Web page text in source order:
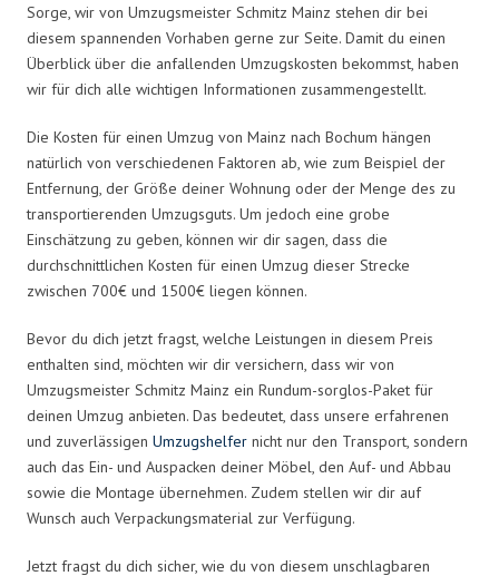
Sorge, wir von Umzugsmeister Schmitz Mainz stehen dir bei
diesem spannenden Vorhaben gerne zur Seite. Damit du einen
Überblick über die anfallenden Umzugskosten bekommst, haben
wir für dich alle wichtigen Informationen zusammengestellt.
Die Kosten für einen Umzug von Mainz nach Bochum hängen
natürlich von verschiedenen Faktoren ab, wie zum Beispiel der
Entfernung, der Größe deiner Wohnung oder der Menge des zu
transportierenden Umzugsguts. Um jedoch eine grobe
Einschätzung zu geben, können wir dir sagen, dass die
durchschnittlichen Kosten für einen Umzug dieser Strecke
zwischen 700€ und 1500€ liegen können.
Bevor du dich jetzt fragst, welche Leistungen in diesem Preis
enthalten sind, möchten wir dir versichern, dass wir von
Umzugsmeister Schmitz Mainz ein Rundum-sorglos-Paket für
deinen Umzug anbieten. Das bedeutet, dass unsere erfahrenen
und zuverlässigen Umzugshelfer nicht nur den Transport, sondern
auch das Ein- und Auspacken deiner Möbel, den Auf- und Abbau
sowie die Montage übernehmen. Zudem stellen wir dir auf
Wunsch auch Verpackungsmaterial zur Verfügung.
Jetzt fragst du dich sicher, wie du von diesem unschlagbaren